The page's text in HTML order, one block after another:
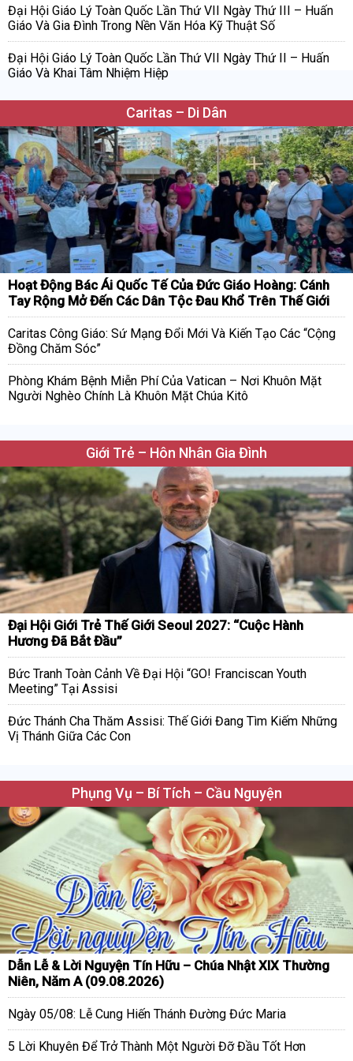
Đại Hội Giáo Lý Toàn Quốc Lần Thứ VII Ngày Thứ III – Huấn
Giáo Và Gia Đình Trong Nền Văn Hóa Kỹ Thuật Số
Đại Hội Giáo Lý Toàn Quốc Lần Thứ VII Ngày Thứ II – Huấn
Giáo Và Khai Tâm Nhiệm Hiệp
Caritas – Di Dân
Hoạt Động Bác Ái Quốc Tế Của Đức Giáo Hoàng: Cánh
Tay Rộng Mở Đến Các Dân Tộc Đau Khổ Trên Thế Giới
Caritas Công Giáo: Sứ Mạng Đổi Mới Và Kiến Tạo Các “Cộng
Đồng Chăm Sóc”
Phòng Khám Bệnh Miễn Phí Của Vatican – Nơi Khuôn Mặt
Người Nghèo Chính Là Khuôn Mặt Chúa Kitô
Giới Trẻ – Hôn Nhân Gia Đình
Đại Hội Giới Trẻ Thế Giới Seoul 2027: “Cuộc Hành
Hương Đã Bắt Đầu”
Bức Tranh Toàn Cảnh Về Đại Hội “GO! Franciscan Youth
Meeting” Tại Assisi
Đức Thánh Cha Thăm Assisi: Thế Giới Đang Tìm Kiếm Những
Vị Thánh Giữa Các Con
Phụng Vụ – Bí Tích – Cầu Nguyện
Dẫn Lễ & Lời Nguyện Tín Hữu – Chúa Nhật XIX Thường
Niên, Năm A (09.08.2026)
Ngày 05/08: Lễ Cung Hiến Thánh Đường Đức Maria
5 Lời Khuyên Để Trở Thành Một Người Đỡ Đầu Tốt Hơn